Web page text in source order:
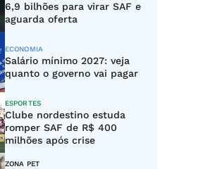
6,9 bilhões para virar SAF e
aguarda oferta
ECONOMIA
Salário mínimo 2027: veja
quanto o governo vai pagar
ESPORTES
Clube nordestino estuda
romper SAF de R$ 400
milhões após crise
ZONA PET